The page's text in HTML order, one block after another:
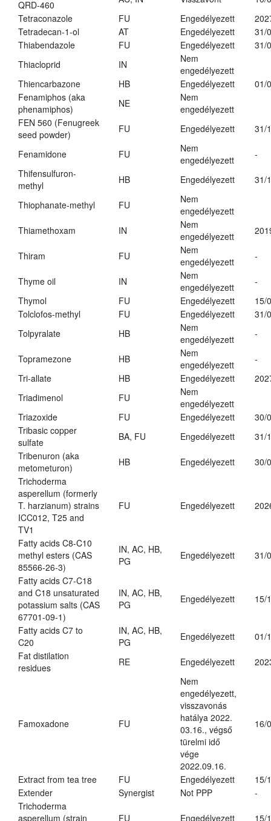
QRD-460
Tetraconazole
FU Engedélyezett
Tetradecan-1-ol
AT Engedélyezett
31/
Thiabendazole
FU Engedélyezett
31/
Thiacloprid
IN
Nem
engedélyezett
Thiencarbazone
HB Engedélyezett
01/
Fenamiphos (aka
phenamiphos)
NE
Nem
engedélyezett
FEN 560 (Fenugreek
seed powder)
FU Engedélyezett 31/
Fenamidone FU
Nem
engedélyezett
-
Thifensulfuron-
methyl
HB Engedélyezett 31/
Thiophanate-methyl FU
Nem
engedélyezett
Thiamethoxam
IN
Nem
engedélyezett
Thiram FU
Nem
engedélyezett
-
Thyme oil IN
Nem
engedélyezett
-
Thymol
FU Engedélyezett
15/
Tolclofos-methyl
FU Engedélyezett
31/
Tolpyralate
HB
Nem
engedélyezett
-
Topramezone HB
Nem
engedélyezett
-
Tri-allate
HB Engedélyezett
Triadimenol
FU
Nem
engedélyezett
Triazoxide
FU Engedélyezett
30/
Tribasic copper
sulfate
BA, FU Engedélyezett
31/
Tribenuron (aka
metometuron)
HB Engedélyezett
30/
Trichoderma
asperellum (formerly
T. harzianum) strains
ICC012, T25 and
TV1
FU Engedélyezett
Fatty acids C8-C10
methyl esters (CAS
85566-26-3)
IN, AC, HB,
PG
Engedélyezett 31/
Fatty acids C7-C18
and C18 unsaturated
potassium salts (CAS
67701-09-1)
IN, AC, HB,
PG
Engedélyezett 15/
Fatty acids C7 to
C20
IN, AC, HB,
PG
Engedélyezett
01/
Fat distilation
residues
RE Engedélyezett
Famoxadone FU
Nem
engedélyezett,
visszavonás
hatálya 2022.
03.16., végső
türelmi idő
vége
2022.09.16.
16/
Extract from tea tree FU Engedélyezett
15/
Extender
Synergist Not PPP
-
Trichoderma
asperellum (strain
FU Engedélyezett 15/